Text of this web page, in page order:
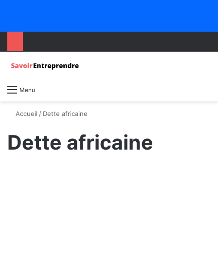
Menu
Accueil / Dette africaine
Dette africaine